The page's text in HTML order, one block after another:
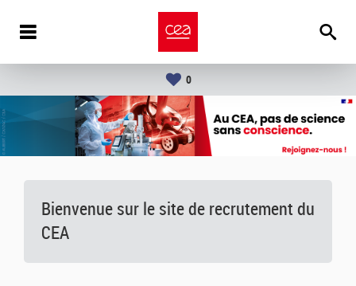
0
Bienvenue sur le site de recrutement du
CEA